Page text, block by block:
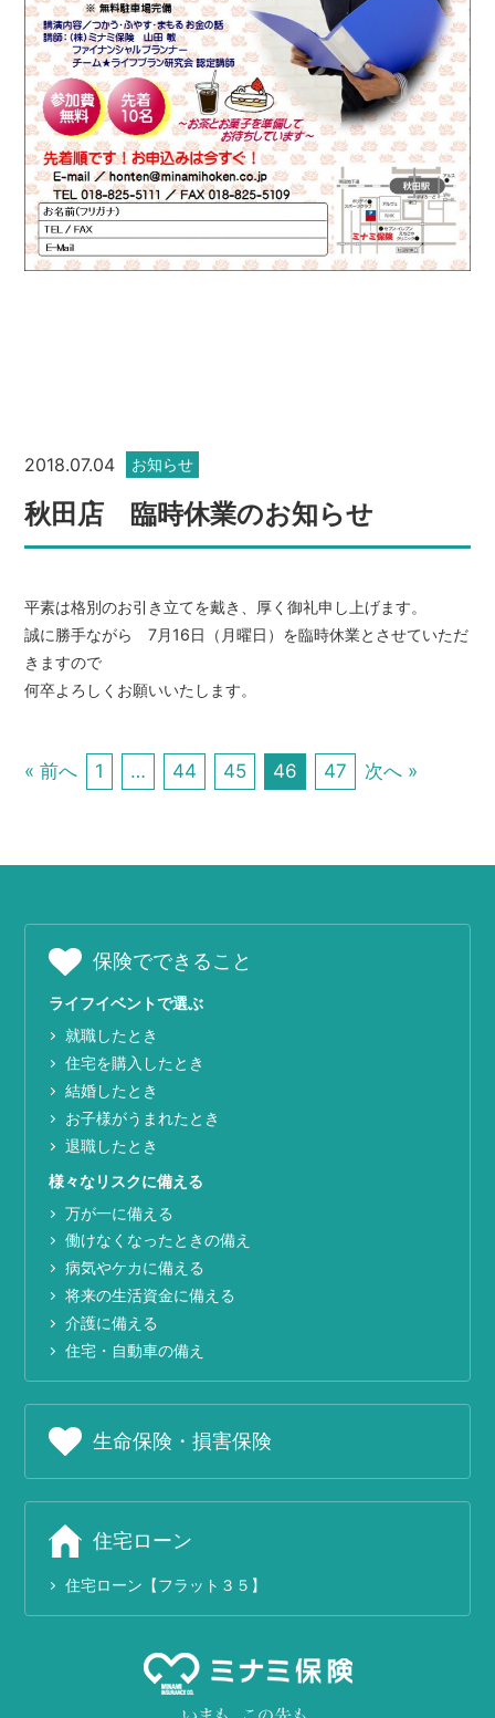
2018.07.04 お知らせ
秋田店 臨時休業のお知らせ
平素は格別のお引き立てを戴き、厚く御礼申し上げます。
誠に勝手ながら 7月16日（月曜日）を臨時休業とさせていただ
きますので
何卒よろしくお願いいたします。
« 前へ 1 … 44 45 46 47 次へ »
保険でできること
ライフイベントで選ぶ
就職したとき
住宅を購入したとき
結婚したとき
お子様がうまれたとき
退職したとき
様々なリスクに備える
万が一に備える
働けなくなったときの備え
病気やケカに備える
将来の生活資金に備える
介護に備える
住宅・自動車の備え
生命保険・損害保険
住宅ローン
住宅ローン【フラット３５】